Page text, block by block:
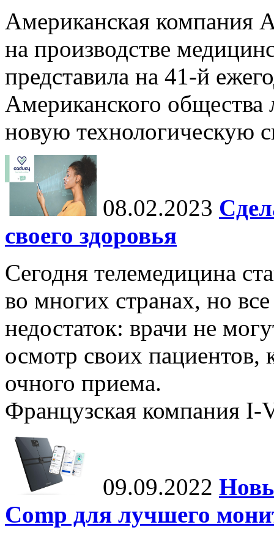
Американская компания
на производстве
представила на 41-й
Американского
новую технологическую
08.02.2023
своего здоровья
Сегодня телемедицина
во многих странах, но
недостаток: врачи не
осмотр своих пациентов,
очного приема.
Французская компания I-
09.09.2022
Comp для лучшего